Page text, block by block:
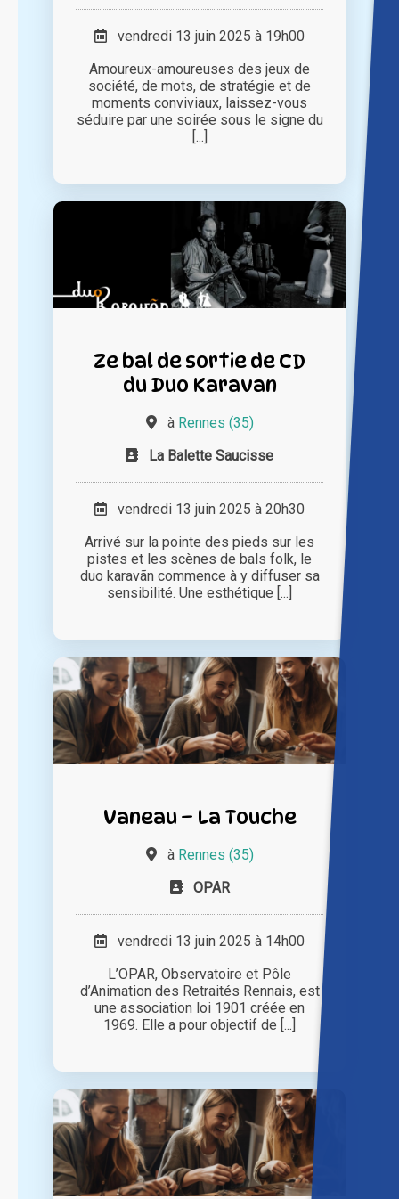
vendredi 13 juin 2025 à 19h00
Amoureux-amoureuses des jeux de
société, de mots, de stratégie et de
moments conviviaux, laissez-vous
séduire par une soirée sous le signe du
[...]
Ze bal de sortie de CD
du Duo Karavan
à Rennes (35)
La Balette Saucisse
vendredi 13 juin 2025 à 20h30
Arrivé sur la pointe des pieds sur les
pistes et les scènes de bals folk, le
duo karavãn commence à y diffuser sa
sensibilité. Une esthétique [...]
Vaneau – La Touche
à Rennes (35)
OPAR
vendredi 13 juin 2025 à 14h00
L’OPAR, Observatoire et Pôle
d’Animation des Retraités Rennais, est
une association loi 1901 créée en
1969. Elle a pour objectif de [...]